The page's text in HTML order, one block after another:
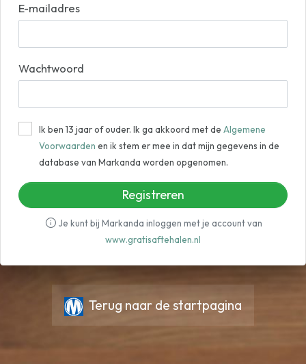
E-mailadres
Wachtwoord
Ik ben 13 jaar of ouder. Ik ga akkoord met deAlgemene
Voorwaarden en ik stem er mee in dat mijn gegevens in de
database van Markanda worden opgenomen.
Registreren
Je kunt bij Markanda inloggen met je account van
www.gratisaftehalen.nl
Terug naar de startpagina